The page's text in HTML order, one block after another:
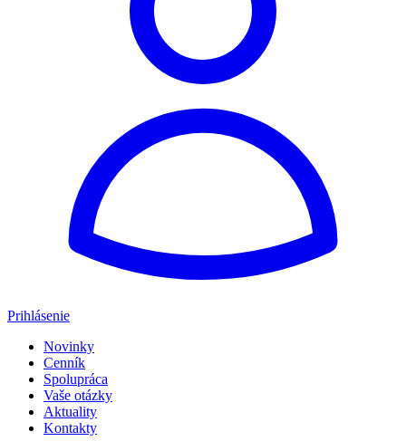
Prihlásenie
Novinky
Cenník
Spolupráca
Vaše otázky
Aktuality
Kontakty